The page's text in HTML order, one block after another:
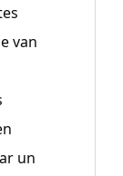
van
un